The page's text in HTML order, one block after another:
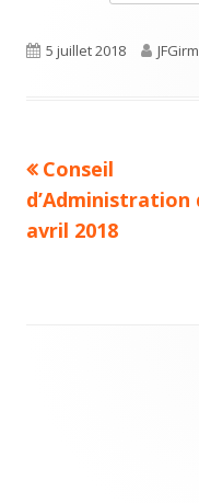
Published
5 juillet 2018
Navigation
de
Previous
article:
Conseil
d’Administration
avril 2018